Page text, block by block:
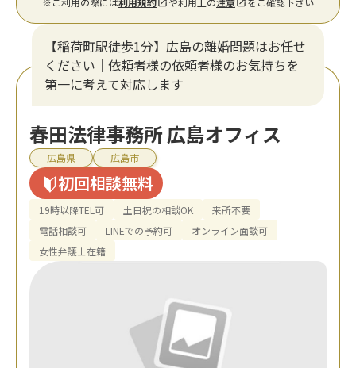
【稲荷町駅徒歩1分】広島の離婚問題はお任せ
ください｜依頼者様の依頼者様のお気持ちを
第一に考えて対応します
春田法律事務所 広島オフィス
広島県 広島市
初回相談無料
19時以降TEL可 土日祝の相談OK
来所不要
電話相談可
LINEでの予約可
オンライン面談可
女性弁護士在籍